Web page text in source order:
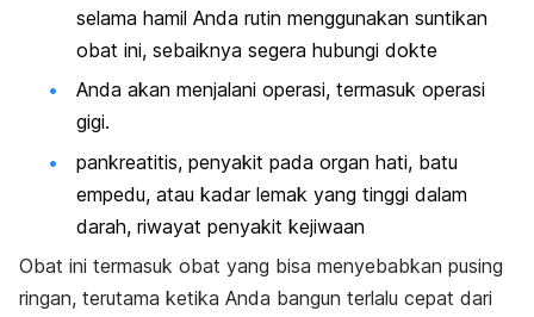
selama hamil Anda rutin menggunakan suntikan
obat ini, sebaiknya segera hubungi dokte
Anda akan menjalani operasi, termasuk operasi
gigi.
pankreatitis, penyakit pada organ hati, batu
empedu, atau kadar lemak yang tinggi dalam
darah, riwayat penyakit kejiwaan
Obat ini termasuk obat yang bisa menyebabkan pusing
ringan, terutama ketika Anda bangun terlalu cepat dari